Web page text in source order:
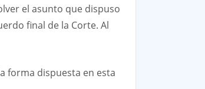
el asunto que dispuso
final de la Corte. Al
forma dispuesta en esta